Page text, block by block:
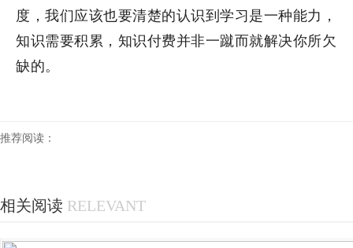
度，我们应该也要清楚的认识到学习是一种能力，
知识需要积累，知识付费并非一蹴而就解决你所欠
缺的。
推荐阅读：
相关阅读 RELEVANT